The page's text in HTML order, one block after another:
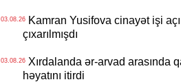
03.08.26Kamran Yusifova cinayət işi
çıxarılmışdı
03.08.26Xırdalanda ər-arvad arasında
həyatını itirdi